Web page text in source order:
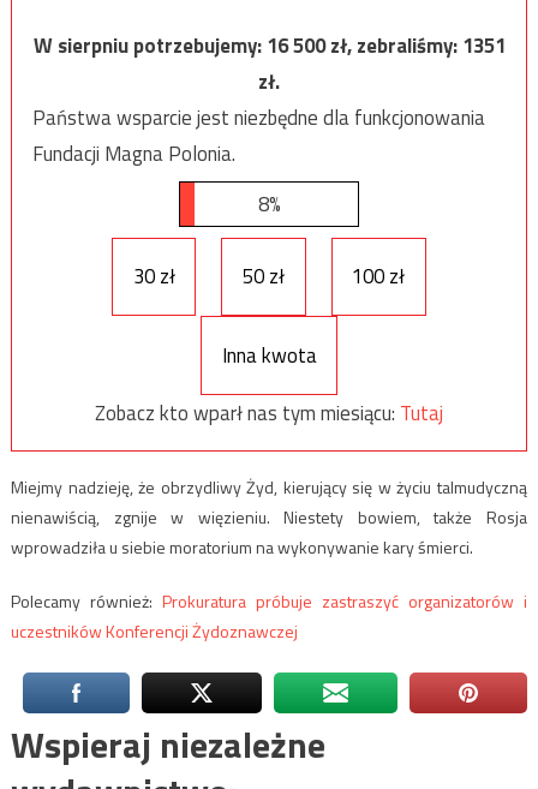
W sierpniu potrzebujemy:16 500zł, zebraliśmy:1351
zł.
Państwa wsparcie jest niezbędne dla funkcjonowania
Fundacji Magna Polonia.
8%
30 zł 50 zł 100 zł
Inna kwota
Zobacz kto wparł nas tym miesiącu: Tutaj
Miejmy nadzieję, że obrzydliwy Żyd, kierujący się w życiu talmudyczną
nienawiścią, zgnije w więzieniu. Niestety bowiem, także Rosja
wprowadziła u siebie moratorium na wykonywanie kary śmierci.
Polecamy również: Prokuratura próbuje zastraszyć organizatorów i
uczestników Konferencji Żydoznawczej
Wspieraj niezależne